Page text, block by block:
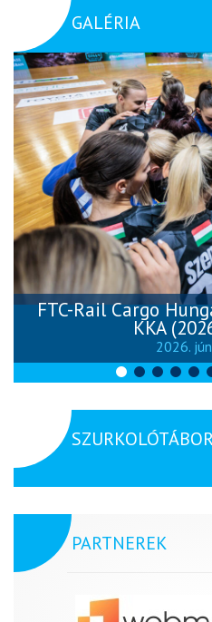
GALÉRIA
FTC-Rail Cargo
KKA
2026.
SZURKOLÓTÁBOR
PARTNEREK